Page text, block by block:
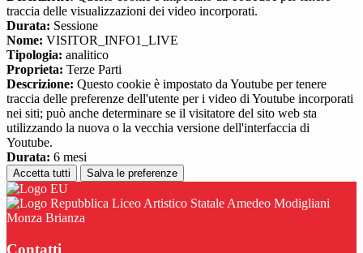
traccia delle visualizzazioni dei video incorporati.
Durata: Sessione
Nome: VISITOR_INFO1_LIVE
Tipologia: analitico
Proprieta: Terze Parti
Descrizione: Questo cookie è impostato da Youtube per tenere
traccia delle preferenze dell'utente per i video di Youtube incorporati
nei siti; può anche determinare se il visitatore del sito web sta
utilizzando la nuova o la vecchia versione dell'interfaccia di
Youtube.
Durata: 6 mesi
Accetta tutti Salva le preferenze
Liceo Artistico Statale Amedeo Modigliani
Monza Brianza
Contatti